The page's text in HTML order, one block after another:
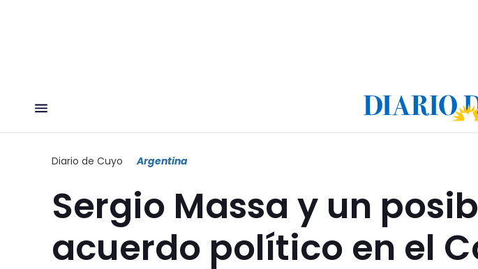
Diario de Cuyo Argentina
Sergio Massa y un
acuerdo político en el